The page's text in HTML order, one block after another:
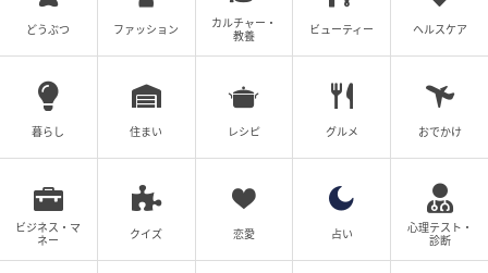
ことが推奨されます。通常走行時や長距離運転の時
は、外気導入で新鮮な空気を取り入れることで、CO₂
フロントガラスが曇った際も、基本的には外の乾燥し
た空気を取り入れる外気導入が有効です。ただし雨天
時など外の湿度が高い場合は、外気導入では曇りが取
れにくいことがあります。そのような時は「内気循
環」と「エアコン（A/C）のオン」を組み合わせるこ
どうぶつ ファッション
カルチャー・
教養
ビューティー ヘルスケア
暮らし 住まい レシピ グルメ おでかけ
ビジネス・マ
ネー
クイズ 恋愛 占い
心理テスト・
診断